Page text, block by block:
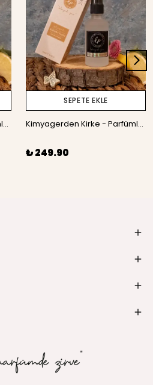
Kimyagerden Libre - Parfümlü Kolonya 50 mL ( Çiçeksi - Oryantal )
SEPETE EKLE
Kimyagerden Kirke - Parfümlü Kolonya 50 mL ( Çiçeksi - Meyve )
₺ 249.90